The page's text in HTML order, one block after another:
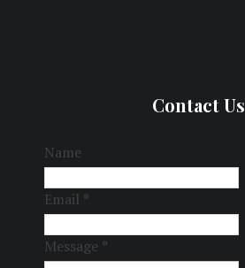
Contact Us
Name
Email *
Message *